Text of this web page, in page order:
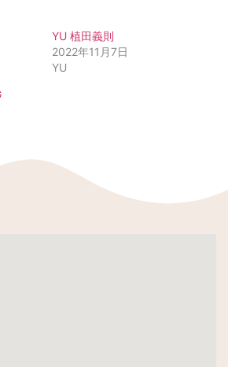
YU 植田義則
2022年11月7日
YU